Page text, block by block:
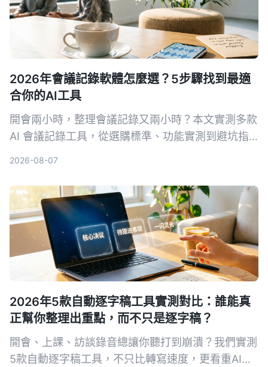
2026年會議記錄軟體怎麼選？5步驟找到最適
合你的AI工具
開會兩小時，整理會議記錄又兩小時？本文實測多款
AI 會議記錄工具，從選購標準、功能實測到避坑指
可體驗。
2026-08-07
2026年5款自動逐字稿工具實測對比：誰能真
正幫你整理出重點，而不只是逐字稿？
開會、上課、訪談錄音總讓你聽打到崩潰？我們實測
5款自動逐字稿工具，不只比轉寫速度，更看重AI整